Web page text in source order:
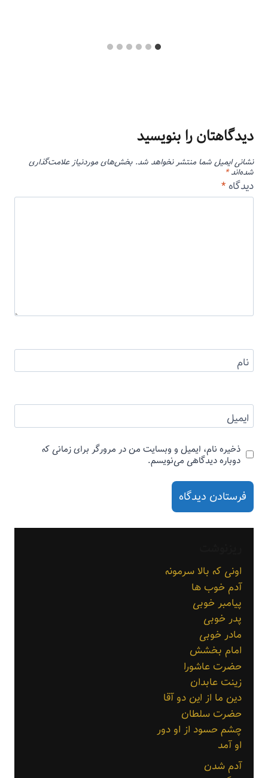
دیدگاهتان را بنویسید
نشانی ایمیل شما منتشر نخواهد شد. بخش‌های موردنیاز علامت‌گذاری
شده‌اند*
دیدگاه *
نام
ایمیل
ذخیره نام، ایمیل و وبسایت من در مرورگر برای زمانی که
دوباره دیدگاهی می‌نویسم.
اونی که بالا سرمونه
آدم خوب ها
پیامبر خوبی
پدر خوبی
مادر خوبی
امام بخشش
حضرت عاشورا
زینت عابدان
دین ما از این دو آقا
حضرت سلطان
چشم حسود از او دور
او آمد
آدم شدن